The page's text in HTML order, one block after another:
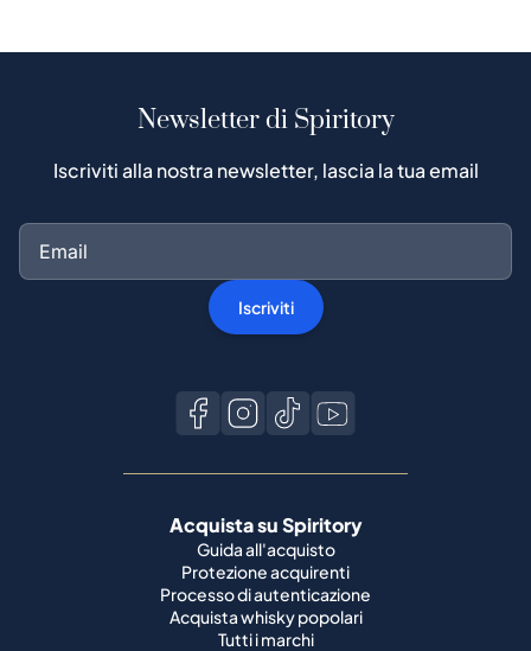
Newsletter di Spiritory
Iscriviti alla nostra newsletter, lascia la tua email
Iscriviti
Acquista su Spiritory
Guida all'acquisto
Protezione acquirenti
Processo di autenticazione
Acquista whisky popolari
Tutti i marchi